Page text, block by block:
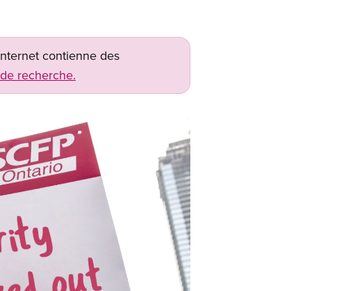
contienne des
recherche.